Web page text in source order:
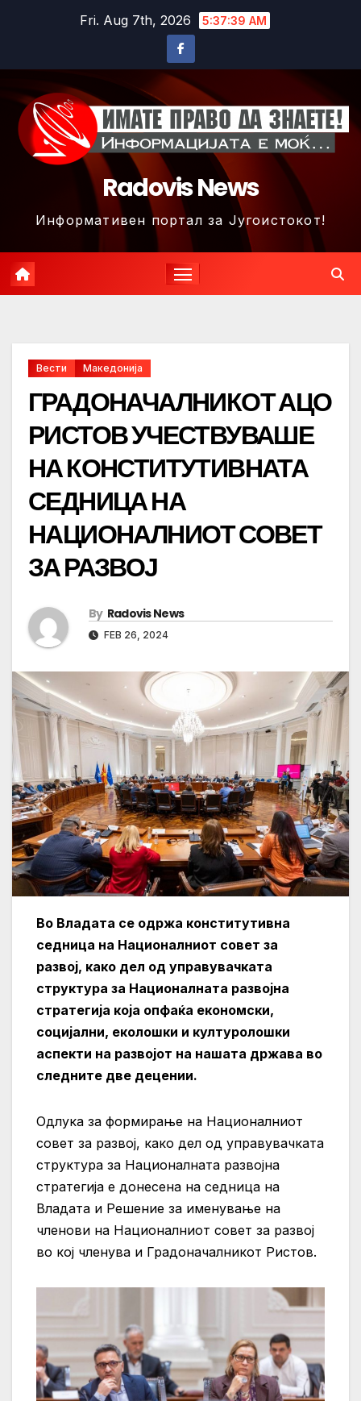
Fri. Aug 7th, 2026 5:37:42 AM
Radovis News
Информативен портал за Југоистокот!
Вести Македонија
ГРАДОНАЧАЛНИКОТ АЦО
РИСТОВ УЧЕСТВУВАШЕ
НА КОНСТИТУТИВНАТА
СЕДНИЦА НА
НАЦИОНАЛНИОТ СОВЕТ
ЗА РАЗВОЈ
By Radovis News
FEB 26, 2024
Во Владата се одржа конститутивна
седница на Националниот совет за
развој, како дел од управувачката
структура за Националната развојна
стратегија која опфаќа економски,
социјални, еколошки и културолошки
аспекти на развојот на нашата држава во
следните две децении.
Одлука за формирање на Националниот
совет за развој, како дел од управувачката
структура за Националната развојна
стратегија е донесена на седница на
Владата и Решение за именување на
членови на Националниот совет за развој
во кој членува и Градоначалникот Ристов.